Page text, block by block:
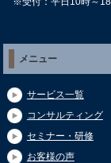
メニュー
サービス一覧
コンサルティング
セミナー・研修
お客様の声